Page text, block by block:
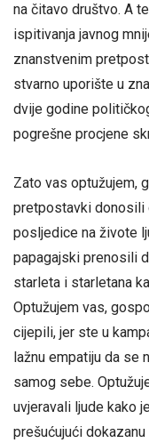
na čitavo društvo. A
ispitivanja javnog
znanstvenim
stvarno uporište u
dvije godine
pogrešne procjene
Zato vas optužujem,
pretpostavki donosili
posljedice na živote
papagajski prenosili
starleta i starletana
Optužujem vas,
cijepili, jer ste u
lažnu empatiju da se
samog sebe.
uvjeravali ljude kako
prešućujući